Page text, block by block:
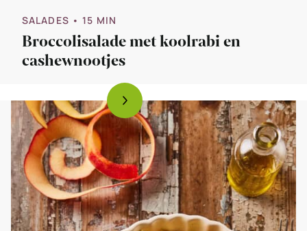
SALADES • 15 MIN
Broccolisalade met koolrabi en
cashewnootjes